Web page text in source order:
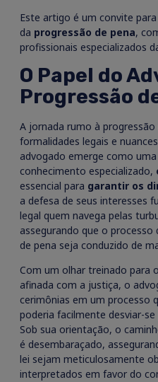
Este artigo é um convite
da progressão de pena,
profissionais especializados
O Papel do
Progressão
A jornada rumo à
formalidades legais e
advogado emerge como
conhecimento especializado,
essencial para garantir os
a defesa de seus interesses
legal quem navega pelas
assegurando que o
de pena seja conduzido de
Com um olhar treinado para
afinada com a justiça, o
cerimônias em um processo
poderia facilmente desviar-
Sob sua orientação, o
é desembaraçado,
lei sejam meticulosamente
interpretados em favor do